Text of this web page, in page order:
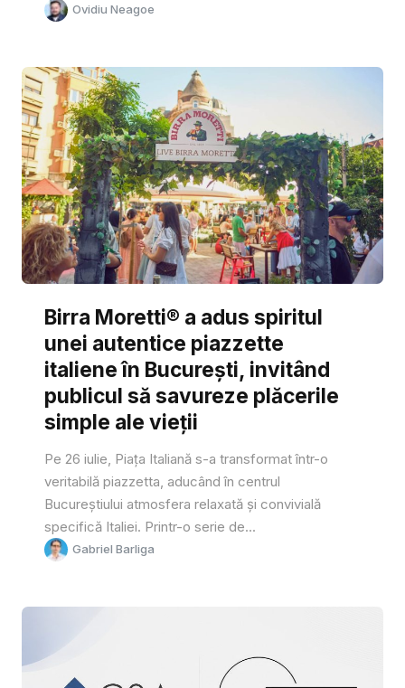
Ovidiu Neagoe
Birra Moretti® a adus spiritul
unei autentice piazzette
italiene în București, invitând
publicul să savureze plăcerile
simple ale vieții
Pe 26 iulie, Piața Italiană s-a transformat într-o
veritabilă piazzetta, aducând în centrul
Bucureștiului atmosfera relaxată și convivială
specifică Italiei. Printr-o serie de...
Gabriel Barliga